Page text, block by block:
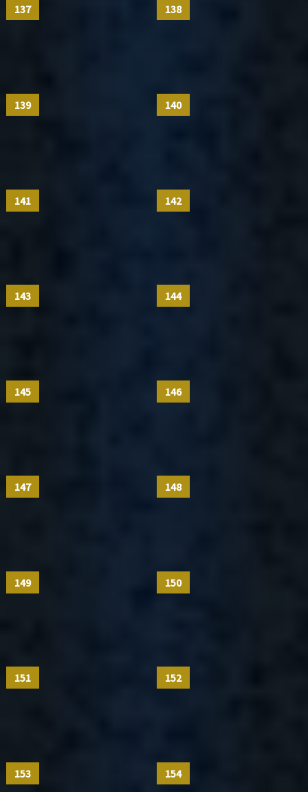
137 138
139 140
141 142
143 144
145 146
147 148
149 150
151 152
153 154